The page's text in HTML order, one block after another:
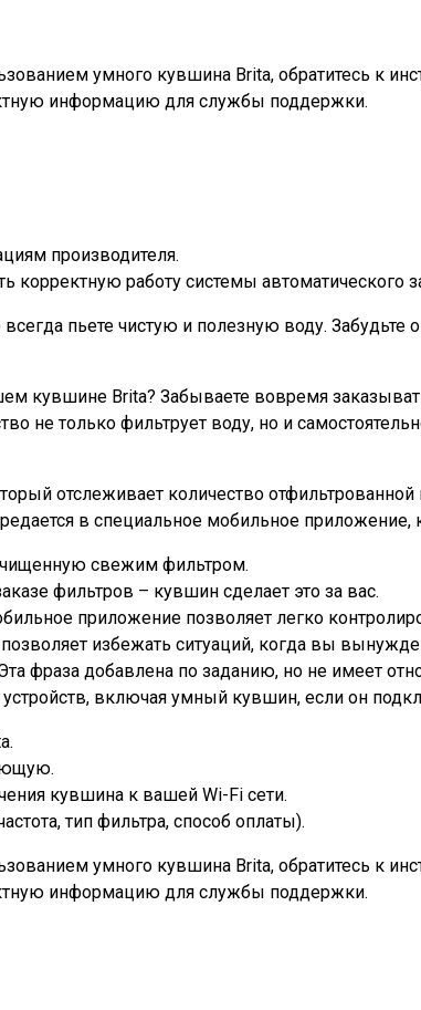
умного кувшина Brita, обратитесь к
информацию для службы поддержки.
производителя.
корректную работу системы автоматического
пьете чистую и полезную воду. Забудьте
кувшине Brita? Забываете вовремя
не только фильтрует воду, но и
отслеживает количество
в специальное мобильное приложение,
свежим фильтром.
фильтров – кувшин сделает это за вас.
приложение позволяет легко
избежать ситуаций, когда вы
фраза добавлена по заданию, но не имеет
включая умный кувшин, если он
кувшина к вашей Wi-Fi сети.
тип фильтра, способ оплаты).
умного кувшина Brita, обратитесь к
информацию для службы поддержки.